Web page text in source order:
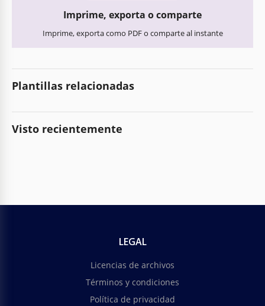
Imprime, exporta o comparte
Imprime, exporta como PDF o comparte al instante
Plantillas relacionadas
Visto recientemente
LEGAL
Licencias de archivos
Términos y condiciones
Política de privacidad